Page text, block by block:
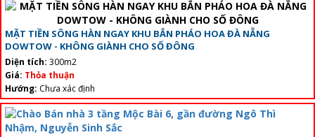
MẶT TIỀN SÔNG HÀN NGAY KHU BẮN PHÁO HOA ĐÀ NẴNG
DOWTOW - KHÔNG GIÀNH CHO SỐ ĐÔNG
Diện tích: 300m2
Giá: Thỏa thuận
Hướng: Chưa xác định